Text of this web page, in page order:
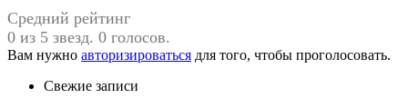
Средний рейтинг
0 из 5 звезд. 0 голосов.
Вам нужно авторизироваться для того, чтобы проголосовать.
Свежие записи